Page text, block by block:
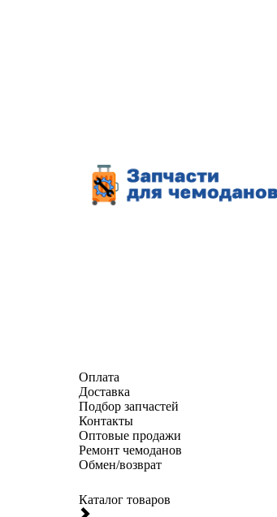
Оплата
Доставка
Подбор запчастей
Контакты
Оптовые продажи
Ремонт чемоданов
Обмен/возврат
Каталог товаров